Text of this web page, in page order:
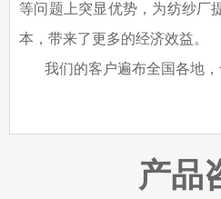
等问题上突显优势，为纺纱厂
本，带来了更多的经济效益。
我们的客户遍布全国各地，
产品